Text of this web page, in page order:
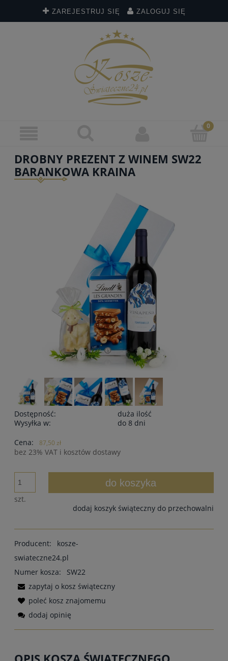
ZAREJESTRUJ SIĘ ZALOGUJ SIĘ
DROBNY PREZENT Z WINEM SW22
BARANKOWA KRAINA
Dostępność:
duża ilość
Wysyłka w:
do 8 dni
Cena:
87,50 zł
bez 23% VAT i kosztów dostawy
szt.
do koszyka
dodaj koszyk świąteczny do przechowalni
Producent:
kosze-
swiateczne24.pl
Numer kosza:
SW22
zapytaj o kosz świąteczny
poleć kosz znajomemu
dodaj opinię